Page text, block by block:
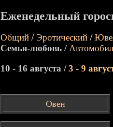
Еженедельный
Общий / Эротический /
Семья-любовь /
10 - 16 августа /3 - 9
Овен